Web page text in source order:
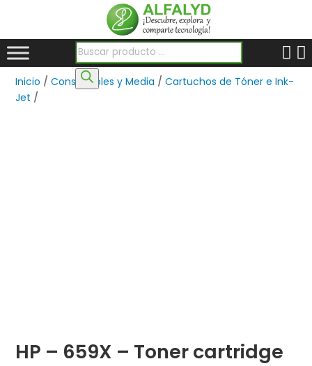
Búsqueda de productos
Inicio /Consumibles y Media /Cartuchos de Tóner e Ink-
Jet /
HP – 659X – Toner cartridge